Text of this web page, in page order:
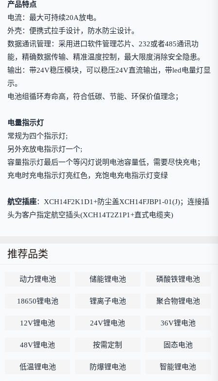
产品特点
电流：最大可持续20A放电。
外壳：便携式拉手设计，防水防尘设计。
数据通讯管理：采用进口软件管理芯片、232或者485通讯功
能，精确数据传输、精准温度控制，最大限度消除安全隐患。
输出：带24V稳压模块，可以稳压24V直流输出，带led电量灯显
示。
电池组循环寿命高，符合低碳、节能、环保价值理念；
电量指示灯
常规为四个指示灯;
另外充放电指示灯一个;
容量指示灯最后一个等闪灯说明电池容量低，需要尽快充电；
充电时充电指示灯亮红色，充饱电充电指示灯变绿
航空插座：XCH14F2K1D1+防尘盖XCH14FJBP1-01(J)；连接插
头为客户指定航空插头(XCH14T2Z1P1+直式电缆夹)
推荐品类
动力锂电池 储能锂电池 磷酸铁锂电池
18650锂电池 锂离子电池 聚合物锂电池
12V锂电池 24V锂电池 36V锂电池
48V锂电池 按需定制 固态电池
低温锂电池 防爆锂电池 智能锂电池